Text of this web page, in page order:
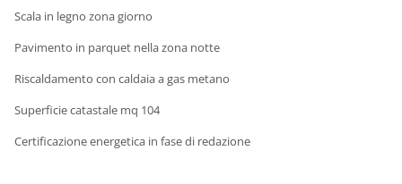
Scala in legno zona giorno
Pavimento in parquet nella zona notte
Riscaldamento con caldaia a gas metano
Superficie catastale mq 104
Certificazione energetica in fase di redazione